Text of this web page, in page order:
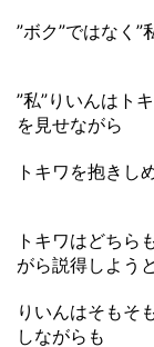
”ボク”ではなく”
”私”りいんはト
を見せながら
トキワを抱きし
トキワはどちら
がら説得しよう
りいんはそもそ
しながらも